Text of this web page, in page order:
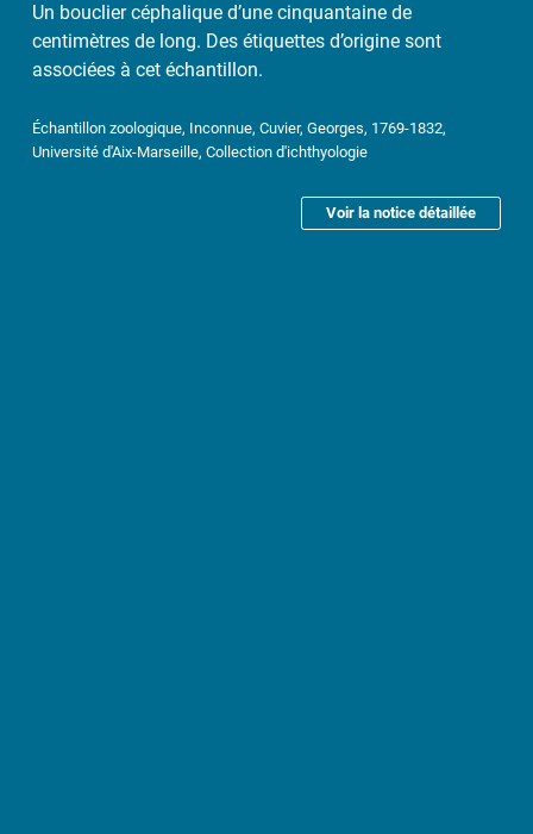
Un bouclier céphalique d’une cinquantaine de
centimètres de long. Des étiquettes d’origine sont
associées à cet échantillon.
Échantillon zoologique, Inconnue, Cuvier, Georges, 1769-1832,
Université d'Aix-Marseille, Collection d'ichthyologie
Voir la notice détaillée